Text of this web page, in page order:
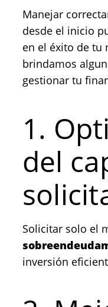
Manejar
desde el inicio
en el éxito de tu
brindamos
gestionar tu
1.
del
Solicitar solo el
inversión